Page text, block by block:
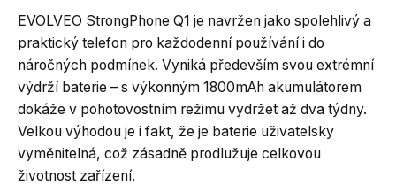
EVOLVEO StrongPhone Q1 je navržen jako spolehlivý a
praktický telefon pro každodenní používání i do
náročných podmínek. Vyniká především svou extrémní
výdrží baterie – s výkonným 1800mAh akumulátorem
dokáže v pohotovostním režimu vydržet až dva týdny.
Velkou výhodou je i fakt, že je baterie uživatelsky
vyměnitelná, což zásadně prodlužuje celkovou
životnost zařízení.